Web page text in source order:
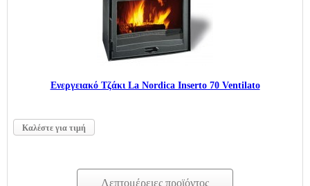
Ενεργειακό Τζάκι La Nordica Inserto 70 Ventilato
Καλέστε για τιμή
Λεπτομέρειες προϊόντος